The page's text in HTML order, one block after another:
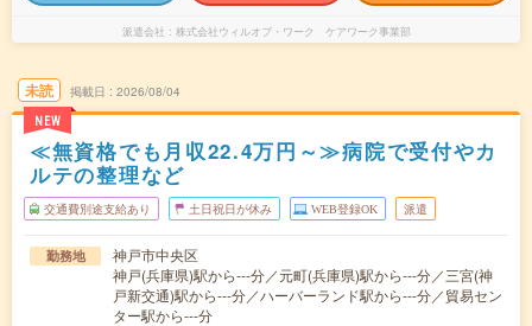
派遣会社 株式会社ウィルオブ・ワーク ケアワーク事業部
未読
NEW
掲載日 2026/08/04
≪無資格でも月収22.4万円～≫病院で受付やカ
ルテの整理など
交通費別途支給あり 土日祝日が休み WEB登録OK 派遣
勤務地
神戸市中央区
神戸(兵庫県)駅から---分／元町(兵庫県)駅から---分／三宮(神
戸新交通)駅から---分／ハーバーランド駅から---分／貿易セン
ター駅から---分